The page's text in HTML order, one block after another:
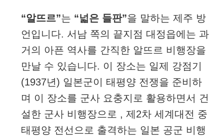
“알뜨르”는 “넓은 들판”을 말하는 제주 방
언입니다. 서남 쪽의 끝지점 대정읍에는 과
거의 아픈 역사를 간직한 알뜨르 비행장을
만날 수 있습니다. 이 장소는 일제 강점기
(1937년) 일본군이 태평양 전쟁을 준비하
며 이 장소를 군사 요충지로 활용하면서 건
설한 군사 비행장으로 , 제2차 세계대전 중
태평양 전선으로 출격하는 일본 공군 비행